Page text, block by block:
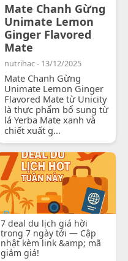
Mate Chanh Gừng
Unimate Lemon
Ginger Flavored
Mate
nutrihac - 13/12/2025
Mate Chanh Gừng
Unimate Lemon Ginger
Flavored Mate từ Unicity
là thực phẩm bổ sung từ
lá Yerba Mate xanh và
chiết xuất g...
7 deal du lịch giá hời
trong 7 ngày tới — Cập
nhật kèm link &amp; mã
giảm giá!